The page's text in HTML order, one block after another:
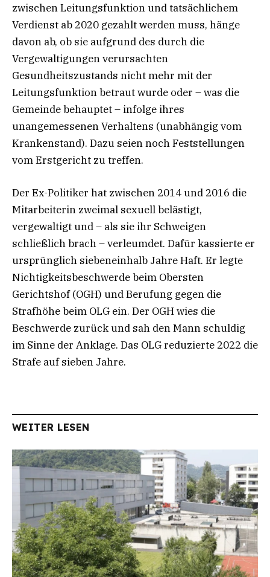
zwischen Leitungsfunktion und tatsächlichem
Verdienst ab 2020 gezahlt werden muss, hänge
davon ab, ob sie aufgrund des durch die
Vergewaltigungen verursachten
Gesundheitszustands nicht mehr mit der
Leitungsfunktion betraut wurde oder – was die
Gemeinde behauptet – infolge ihres
unangemessenen Verhaltens (unabhängig vom
Krankenstand). Dazu seien noch Feststellungen
vom Erstgericht zu treffen.
Der Ex-Politiker hat zwischen 2014 und 2016 die
Mitarbeiterin zweimal sexuell belästigt,
vergewaltigt und – als sie ihr Schweigen
schließlich brach – verleumdet. Dafür kassierte er
ursprünglich siebeneinhalb Jahre Haft. Er legte
Nichtigkeitsbeschwerde beim Obersten
Gerichtshof (OGH) und Berufung gegen die
Strafhöhe beim OLG ein. Der OGH wies die
Beschwerde zurück und sah den Mann schuldig
im Sinne der Anklage. Das OLG reduzierte 2022 die
Strafe auf sieben Jahre.
WEITER LESEN